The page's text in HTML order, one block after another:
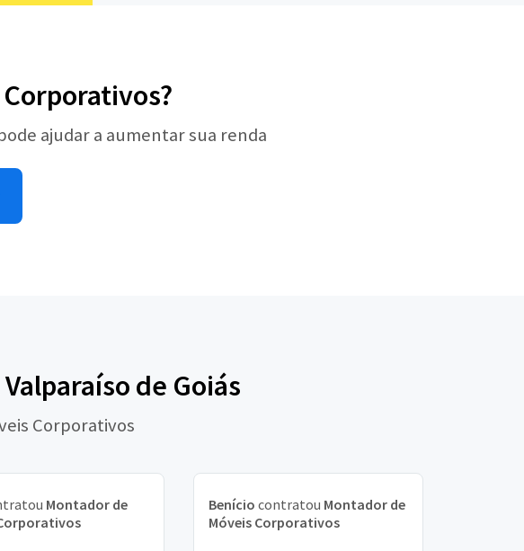
ajudar a aumentar sua renda
de Goiás
Corporativos
Montador de
Benício contratou Montador de
Móveis Corporativos